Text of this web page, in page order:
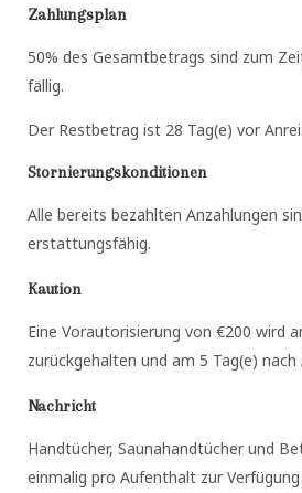
Zahlungsplan
50% des Gesamtbetrags sind zum
fällig.
Der Restbetrag ist 28 Tag(e) vor
Stornierungskonditionen
Alle bereits bezahlten Anzahlungen
erstattungsfähig.
Kaution
Eine Vorautorisierung von €200 wird
zurückgehalten und am 5 Tag(e)
Nachricht
Handtücher, Saunahandtücher und
einmalig pro Aufenthalt zur